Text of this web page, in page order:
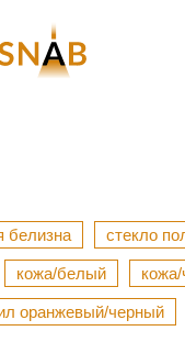
белизна стекло
кожа/белый
оранжевый/черный